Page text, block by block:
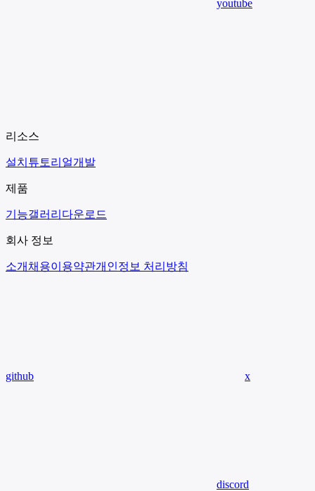
youtube
리소스
설치 튜토리얼개발
제품
기능갤러리 다운로드
회사 정보
소개 채용이용약관개인정보 처리방침
github x
discord